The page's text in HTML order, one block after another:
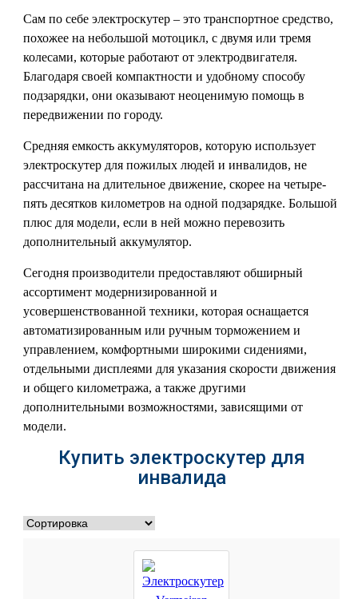
Сам по себе электроскутер – это транспортное средство,
похожее на небольшой мотоцикл, с двумя или тремя
колесами, которые работают от электродвигателя.
Благодаря своей компактности и удобному способу
подзарядки, они оказывают неоценимую помощь в
передвижении по городу.
Средняя емкость аккумуляторов, которую использует
электроскутер для пожилых людей и инвалидов, не
рассчитана на длительное движение, скорее на четыре-
пять десятков километров на одной подзарядке. Большой
плюс для модели, если в ней можно перевозить
дополнительный аккумулятор.
Сегодня производители предоставляют обширный
ассортимент модернизированной и
усовершенствованной техники, которая оснащается
автоматизированным или ручным торможением и
управлением, комфортными широкими сидениями,
отдельными дисплеями для указания скорости движения
и общего километража, а также другими
дополнительными возможностями, зависящими от
модели.
Купить электроскутер для
инвалида